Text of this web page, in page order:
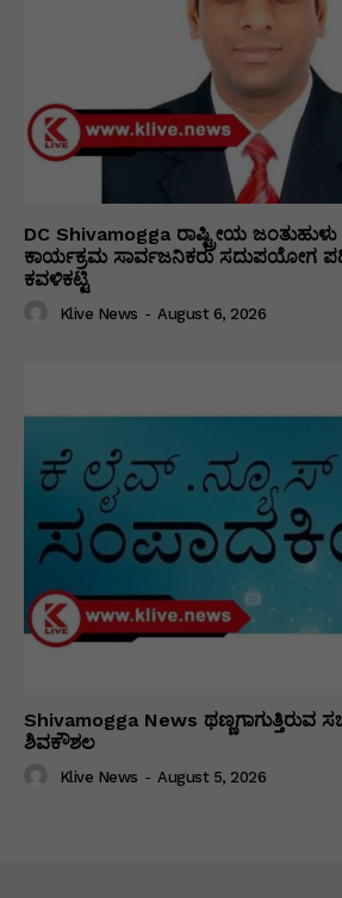
DC Shivamogga ರಾಷ್ಟ್ರೀಯ
ಕಾರ್ಯಕ್ರಮ ಸಾರ್ವಜನಿಕರು ಸದುಪಯೋಗ
ಕವಳಿಕಟ್ಟಿ
Klive News - August 6, 2026
Shivamogga News ಥಣ್ಣಗಾಗುತ್ತಿರುವ
ಶಿವಕೌಶಲ
Klive News - August 5, 2026